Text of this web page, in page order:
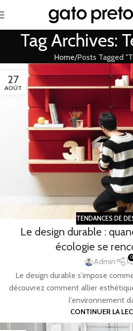
Tag Archives:
Home Posts Tagged
27
AOÛT
TENDANCES DE
Le design durable :
écologie se
Admin 0
Le design durable s’impose
découvrez comment allier
l’environnement
CONTINUER LA